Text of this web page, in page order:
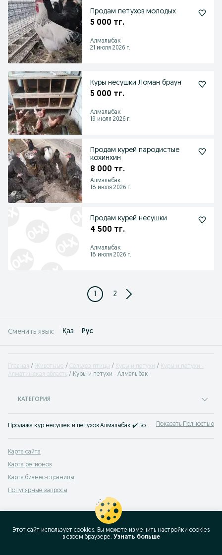
Продам петухов молодых
5 000 тг.
Алмалыбак
21 июля 2026 г.
Куры несушки Ломан браун
5 000 тг.
Алмалыбак
19 июля 2026 г.
Продам курей пародистые
кохинхин
8 000 тг.
Алмалыбак
18 июля 2026 г.
Продам курей несушки
4 500 тг.
Алмалыбак
18 июля 2026 г.
1 2
Сменить язык: Қаз Рус
Главная Животные Сельхоз птицы Куры и петухи
Куры и петухи -
Алматинская область
Куры и петухи - Алмалыбак
КАТЕГОРИЯ
Продажа кур несушек и петухов Алмалыбак ✔️ Большой выбор домашних кур и петухов оптом ⭐ Купить кур и петухов для разведения на OLX! Показать Полностью
Карта сайта
Карта регионов
Карта бизнес-страницы
Популярные запросы
Этот сайт использует cookies. Вы можете изменить настройки cookies
в своeм браузере. Узнать больше